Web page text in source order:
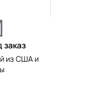
заказ
из США и